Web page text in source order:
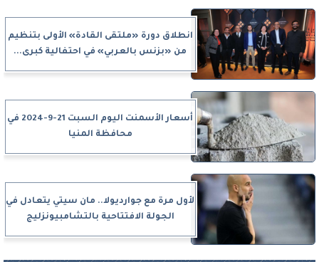
انطلاق دورة «ملتقى القادة» الأولى بتنظيم
من «بزنس بالعربي» في احتفالية كبرى...
أسعار الأسمنت اليوم السبت 21-9-2024 في
محافظة المنيا
لأول مرة مع جوارديولا.. مان سيتي يتعادل في
الجولة الافتتاحية بالتشامبيونزليج